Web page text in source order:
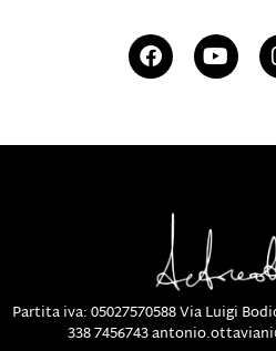
Partita iva: 05027570588Via Luigi
338 7456743